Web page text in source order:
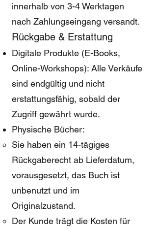
innerhalb von 3-4 Werktagen
nach Zahlungseingang versandt.
Rückgabe & Erstattung
Digitale Produkte (E-Books,
Online-Workshops): Alle Verkäufe
sind endgültig und nicht
erstattungsfähig, sobald der
Zugriff gewährt wurde.
Physische Bücher:
Sie haben ein 14-tägiges
Rückgaberecht ab Lieferdatum,
vorausgesetzt, das Buch ist
unbenutzt und im
Originalzustand.
Der Kunde trägt die Kosten für